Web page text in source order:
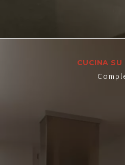
CUCINA SU